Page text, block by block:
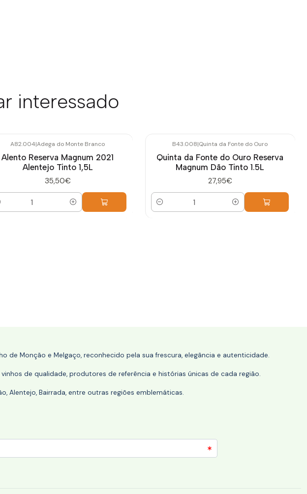
interessado
A82.004|Adega do Monte Branco
Alento Reserva Magnum 2021
Alentejo Tinto 1,5L
35,50€
B43.008|Quinta da Fonte do Ouro
Quinta da Fonte do Ouro Reserva
Magnum Dão Tinto 1.5L
27,95€
Quantidade
de Monção e Melgaço, reconhecido pela sua frescura, elegância e autenticidade.
de qualidade, produtores de referência e histórias únicas de cada região.
Alentejo, Bairrada, entre outras regiões emblemáticas.